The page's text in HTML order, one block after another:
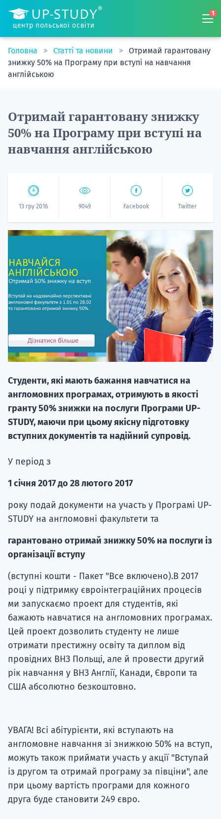
центр польської освіти
1
Головна Статті та новини
Отримай гарантовану
знижку 50% на Програму при вступі на навчання
англійською
Отримай гарантовану знижку
50% на Програму при вступі на
навчання англійською
13 гру 2016 9049 Facebook Twitter
Cтуденти, які мають бажання навчатися на
англомовних програмах, отримують в якості
гранту 50% знижки на послуги Програми UP-
STUDY, маючи при цьому якісну підготовку
вступних документів та надійний супровід.
У період з
1 січня 2017 до 28 лютого 2017
року подай документи на участь у Програмі UP-
STUDY на англомовні факультети та
гарантовано отримай знижку 50% на послуги із
організації вступу
(вступні кошти - Пакет "Все включено).В 2017
році у підтримку євроінтеграційних процесів
ми запускаємо проект для студентів, які
бажають навчатися на англомовних програмах.
Цей проект дозволить студенту не лише
отримати престижну освіту та диплом від
провідних ВНЗ Польщі, але й провести другий
рік навчання у ВНЗ Англії, Канади, Європи та
США абсолютно безкоштовно.
УВАГА! Всі абітурієнти, які вступають на
англомовне навчання зі знижкою 50% на вступ,
можуть також приймати участь у акції "Вступай
із другом та отримай програму за півціни", але
при цьому вартість програми для кожного
друга буде становити 249 євро.
НАБІР
вступ на